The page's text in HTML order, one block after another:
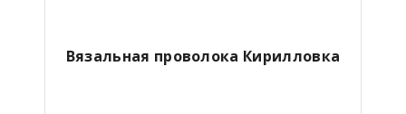
Вязальная проволока Кирилловка